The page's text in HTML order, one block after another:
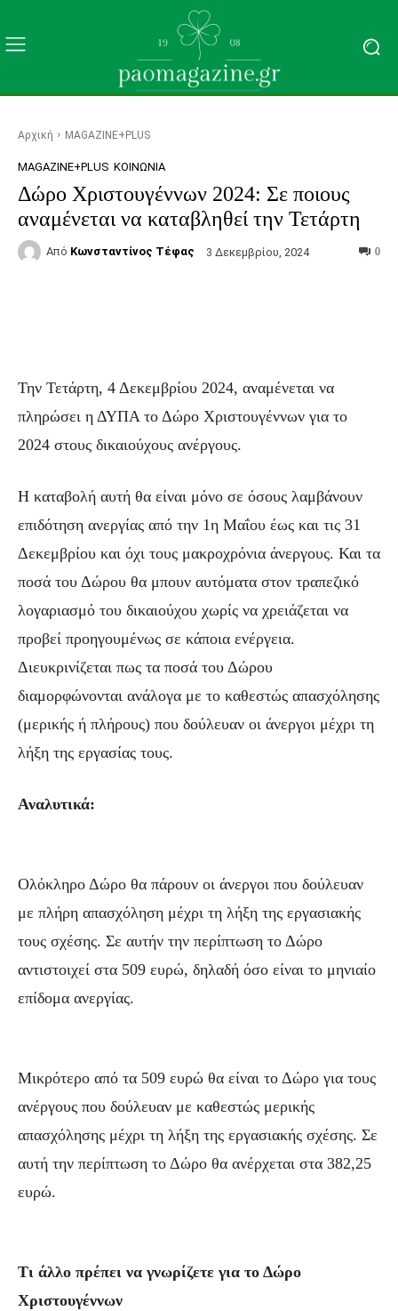
Αρχική MAGAZINE+PLUS
MAGAZINE+PLUS ΚΟΙΝΩΝΊΑ
Δώρο Χριστουγέννων 2024: Σε ποιους
αναμένεται να καταβληθεί την Τετάρτη
Από Κωνσταντίνος Τέφας 3 Δεκεμβρίου, 2024 0
Την Τετάρτη, 4 Δεκεμβρίου 2024, αναμένεται να
πληρώσει η ΔΥΠΑ το Δώρο Χριστουγέννων για το
2024 στους δικαιούχους ανέργους.
Η καταβολή αυτή θα είναι μόνο σε όσους λαμβάνουν
επιδότηση ανεργίας από την 1η Μαΐου έως και τις 31
Δεκεμβρίου και όχι τους μακροχρόνια άνεργους. Και τα
ποσά του Δώρου θα μπουν αυτόματα στον τραπεζικό
λογαριασμό του δικαιούχου χωρίς να χρειάζεται να
προβεί προηγουμένως σε κάποια ενέργεια.
Διευκρινίζεται πως τα ποσά του Δώρου
διαμορφώνονται ανάλογα με το καθεστώς απασχόλησης
(μερικής ή πλήρους) που δούλευαν οι άνεργοι μέχρι τη
λήξη της εργασίας τους.
Αναλυτικά:
Ολόκληρο Δώρο θα πάρουν οι άνεργοι που δούλευαν
με πλήρη απασχόληση μέχρι τη λήξη της εργασιακής
τους σχέσης. Σε αυτήν την περίπτωση το Δώρο
αντιστοιχεί στα 509 ευρώ, δηλαδή όσο είναι το μηνιαίο
επίδομα ανεργίας.
Μικρότερο από τα 509 ευρώ θα είναι το Δώρο για τους
ανέργους που δούλευαν με καθεστώς μερικής
απασχόλησης μέχρι τη λήξη της εργασιακής σχέσης. Σε
αυτή την περίπτωση το Δώρο θα ανέρχεται στα 382,25
ευρώ.
Τι άλλο πρέπει να γνωρίζετε για το Δώρο
Χριστουγέννων